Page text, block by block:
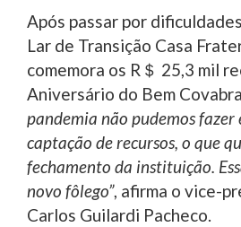
Após passar por
Lar de Transição Casa
comemora os R＄ 25,3 mil
Aniversário do Bem
pandemia não pudemos fazer
captação de recursos, o que
fechamento da instituição.
novo fôlego”, afirma o vice-
Carlos Guilardi Pacheco.